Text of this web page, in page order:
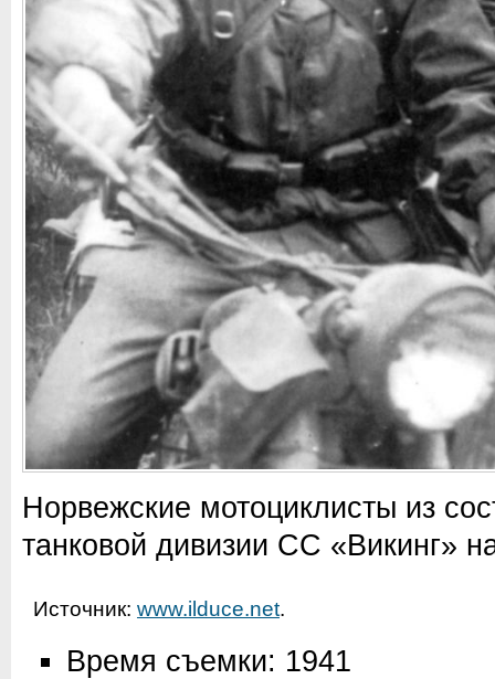
Норвежские мотоциклисты из
танковой дивизии СС «Викинг»
Источник: www.ilduce.net.
Время съемки: 1941